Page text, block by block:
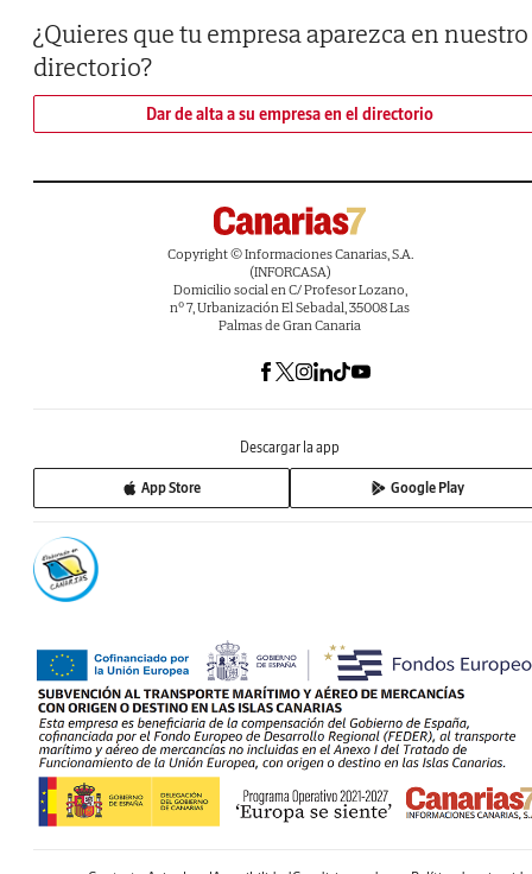
¿Quieres que tu empresa aparezca en nuestro
directorio?
Dar de alta a su empresa en el directorio
Copyright © Informaciones Canarias, S.A.
(INFORCASA)
Domicilio social en C/ Profesor Lozano,
nº 7, Urbanización El Sebadal, 35008 Las
Palmas de Gran Canaria
Descargar la app
App Store Google Play